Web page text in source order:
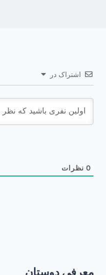
اشتراک در
0 نظرات
معرفی دوستان